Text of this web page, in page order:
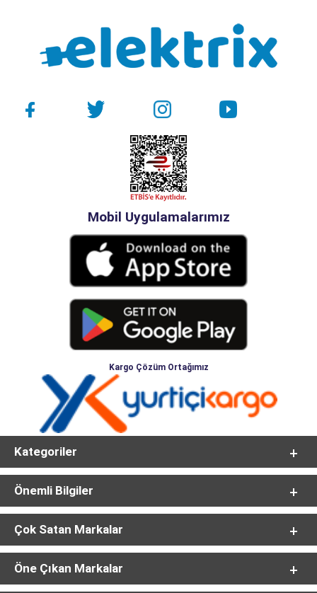
Mobil Uygulamalarımız
Kargo Çözüm Ortağımız
Kategoriler
Önemli Bilgiler
Çok Satan Markalar
Öne Çıkan Markalar